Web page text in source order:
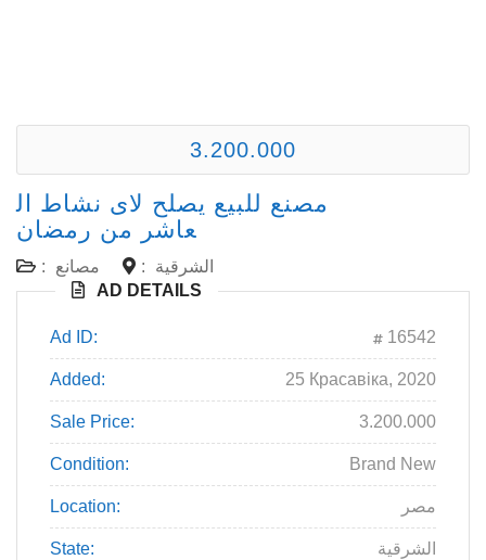
3.200.000
مصنع للبيع يصلح لاى نشاط ال
عاشر من رمضان
: مصانع :
الشرقية
AD DETAILS
Ad ID: 16542
Added: 25 Красавіка, 2020
Sale Price: 3.200.000
Condition: Brand New
Location: مصر
State: الشرقية